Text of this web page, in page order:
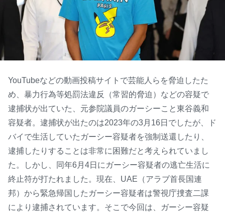
YouTubeなどの動画投稿サイトで芸能人らを脅迫したた
め、暴力行為等処罰法違反（常習的脅迫）などの容疑で
逮捕状が出ていた、元参院議員のガーシーこと東谷義和
容疑者。逮捕状が出たのは2023年の3月16日でしたが、ド
バイで生活していたガーシー容疑者を強制送還したり、
逮捕したりすることは非常に困難だと考えられていまし
た。しかし、同年6月4日にガーシー容疑者の逃亡生活に
終止符が打たれました。現在、UAE（アラブ首長国連
邦）から緊急帰国したガーシー容疑者は警視庁捜査二課
により逮捕されています。そこで今回は、ガーシー容疑